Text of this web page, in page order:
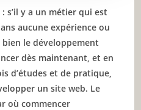
: s’il y a un métier qui est
aucune expérience ou
le développement
dès maintenant, et en
d’études et de pratique,
un site web. Le
où commencer